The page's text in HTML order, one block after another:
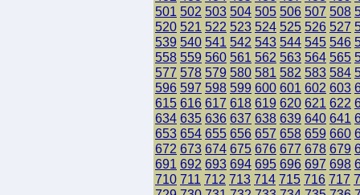
501 502 503 504 505 506 507 508
520 521 522 523 524 525 526 527
539 540 541 542 543 544 545 546
558 559 560 561 562 563 564 565
577 578 579 580 581 582 583 584
596 597 598 599 600 601 602 603
615 616 617 618 619 620 621 622
634 635 636 637 638 639 640 641
653 654 655 656 657 658 659 660
672 673 674 675 676 677 678 679
691 692 693 694 695 696 697 698
710 711 712 713 714 715 716 717